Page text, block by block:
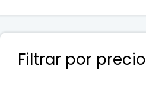
Filtrar por precio